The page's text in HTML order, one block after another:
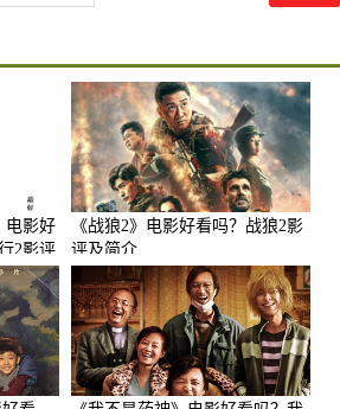
电影好
2影评
《战狼2》电影好看吗？战狼2影
评及简介